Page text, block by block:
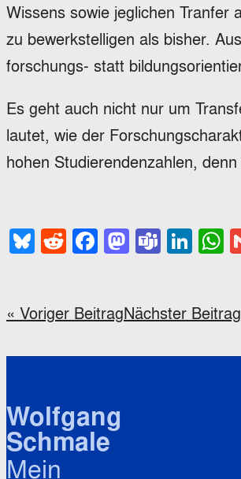
Wissens sowie jeglichen Tranfer
zu bewerkstelligen als bisher.
forschungs- statt
Es geht auch nicht nur um
lautet, wie der
hohen Studierendenzahlen,
Bluesky
Reddit
Facebook
Mastodon
Teams
« Voriger BeitragNächster
Wolfgang
Schmale
Mein